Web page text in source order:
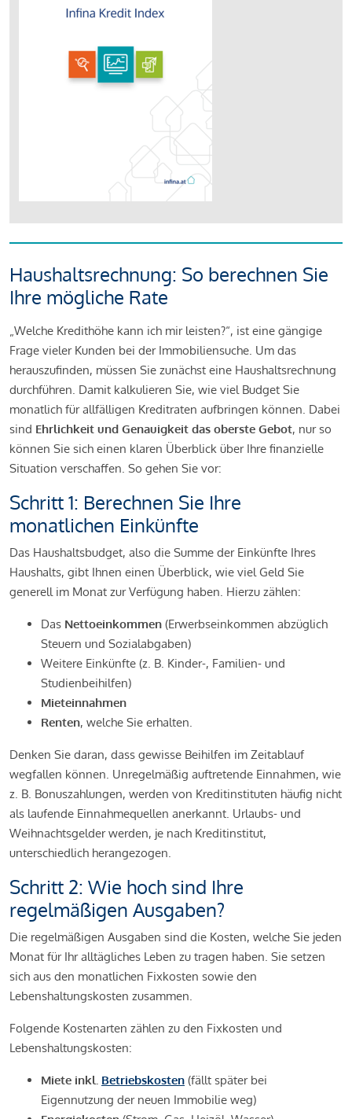
Haushaltsrechnung: So berechnen Sie
Ihre mögliche Rate
„Welche Kredithöhe kann ich mir leisten?“, ist eine gängige
Frage vieler Kunden bei der Immobiliensuche. Um das
herauszufinden, müssen Sie zunächst eine Haushaltsrechnung
durchführen. Damit kalkulieren Sie, wie viel Budget Sie
monatlich für allfälligen Kreditraten aufbringen können. Dabei
sind Ehrlichkeit und Genauigkeit das oberste Gebot, nur so
können Sie sich einen klaren Überblick über Ihre finanzielle
Situation verschaffen. So gehen Sie vor:
Schritt 1: Berechnen Sie Ihre
monatlichen Einkünfte
Das Haushaltsbudget, also die Summe der Einkünfte Ihres
Haushalts, gibt Ihnen einen Überblick, wie viel Geld Sie
generell im Monat zur Verfügung haben. Hierzu zählen:
Das Nettoeinkommen (Erwerbseinkommen abzüglich
Steuern und Sozialabgaben)
Weitere Einkünfte (z. B. Kinder-, Familien- und
Studienbeihilfen)
Mieteinnahmen
Renten, welche Sie erhalten.
Denken Sie daran, dass gewisse Beihilfen im Zeitablauf
wegfallen können. Unregelmäßig auftretende Einnahmen, wie
z. B. Bonuszahlungen, werden von Kreditinstituten häufig nicht
als laufende Einnahmequellen anerkannt. Urlaubs- und
Weihnachtsgelder werden, je nach Kreditinstitut,
unterschiedlich herangezogen.
Schritt 2: Wie hoch sind Ihre
regelmäßigen Ausgaben?
Die regelmäßigen Ausgaben sind die Kosten, welche Sie jeden
Monat für Ihr alltägliches Leben zu tragen haben. Sie setzen
sich aus den monatlichen Fixkosten sowie den
Lebenshaltungskosten zusammen.
Folgende Kostenarten zählen zu den Fixkosten und
Lebenshaltungskosten:
Miete inkl. Betriebskosten (fällt später bei
Eigennutzung der neuen Immobilie weg)